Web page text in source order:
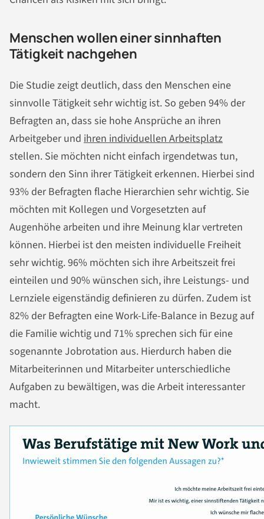
Menschen wollen einer sinnhaften
Tätigkeit nachgehen
Die Studie zeigt deutlich, dass den Menschen eine
sinnvolle Tätigkeit sehr wichtig ist. So geben 94% der
Befragten an, dass sie hohe Ansprüche an ihren
Arbeitgeber und ihren individuellen Arbeitsplatz
stellen. Sie möchten nicht einfach irgendetwas tun,
sondern den Sinn ihrer Tätigkeit erkennen. Hierbei sind
93% der Befragten flache Hierarchien sehr wichtig. Sie
möchten mit Kollegen und Vorgesetzten auf
Augenhöhe arbeiten und ihre Meinung klar vertreten
können. Hierbei ist den meisten individuelle Freiheit
sehr wichtig. 96% möchten sich ihre Arbeitszeit frei
einteilen und 90% wünschen sich, ihre Leistungs- und
Lernziele eigenständig definieren zu dürfen. Zudem ist
82% der Befragten eine Work-Life-Balance in Bezug auf
die Familie wichtig und 71% sprechen sich für eine
sogenannte Jobrotation aus. Hierdurch haben die
Mitarbeiterinnen und Mitarbeiter unterschiedliche
Aufgaben zu bewältigen, was die Arbeit interessanter
macht.